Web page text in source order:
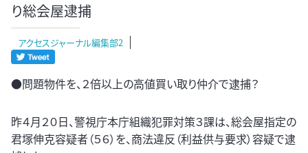
り総会屋逮捕
アクセスジャーナル編集部2
●問題物件を、２倍以上の高値買い取り仲介で逮捕？
昨４月２０日、警視庁本庁組織犯罪対策３課は、総会屋指定の
君塚伸克容疑者（５６）を、商法違反（利益供与要求）容疑で逮